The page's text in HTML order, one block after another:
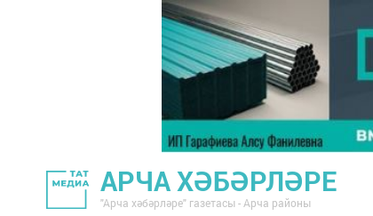
АРЧА ХӘБӘРЛӘРЕ
"Арча хәбәрләре" газетасы - Арча районы